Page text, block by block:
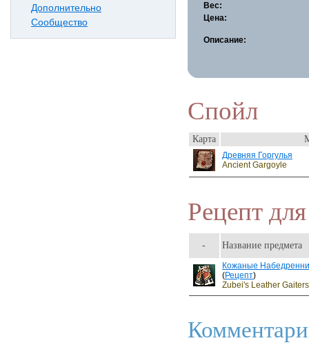
Дополнительно
Сообщество
Вес:
Цена:
Описание:
Спойл
Карта
Древняя Горгулья
Ancient Gargoyle
Рецепт для
- Название предмета
Кожаные
(Рецепт)
Zubei's Leather Gaiters